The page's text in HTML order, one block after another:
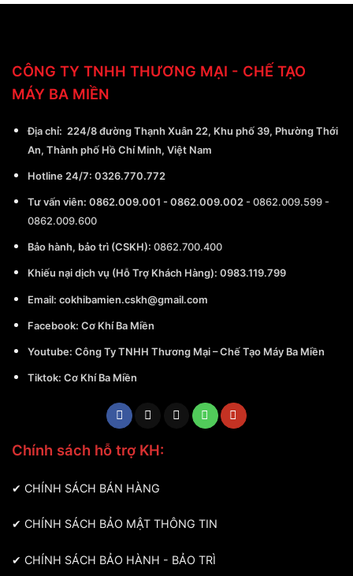
CÔNG TY TNHH THƯƠNG MẠI - CHẾ TẠO
MÁY BA MIỀN
Địa chỉ: 224/8 đường Thạnh Xuân 22, Khu phố 39, Phường Thới
An, Thành phố Hồ Chí Minh, Việt Nam
Hotline 24/7: 0326.770.772
Tư vấn viên: 0862.009.001 - 0862.009.002 - 0862.009.599 -
0862.009.600
Bảo hành, bảo trì (CSKH): 0862.700.400
Khiếu nại dịch vụ (Hỗ Trợ Khách Hàng): 0983.119.799
Email: cokhibamien.cskh@gmail.com
Facebook: Cơ Khí Ba Miền
Youtube: Công Ty TNHH Thương Mại – Chế Tạo Máy Ba Miền
Tiktok: Cơ Khí Ba Miền
Chính sách hỗ trợ KH:
✔ CHÍNH SÁCH BÁN HÀNG
✔ CHÍNH SÁCH BẢO MẬT THÔNG TIN
✔ CHÍNH SÁCH BẢO HÀNH - BẢO TRÌ